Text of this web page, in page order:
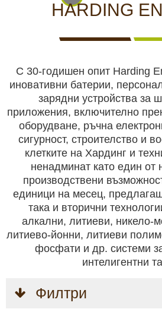
КАМЕРИ
НА
ЖИВО
ЗА
ЛОВНИ
КУЧЕТА
ЛОВНО
ОБОРУДВАНЕ
И
БЕЗОПАСТНОСТ
СИГУРНОСТ
БОДИ
КАМЕРИ
И
ЕКШЪН
КАМЕРИ
И
БАТЕРИИ
И
Хранилки
Чакала
Ловни кучета
Ловно
Самозащита
Къмпинг и хоби
Ловно облекло
Безопастност и
HARDING
С 30-годишен опит Harding
иновативни батерии,
зарядни устройства за
приложения, включително
оборудване, ръчна
сигурност, строителство и
клетките на Хардинг и
ненадминат като един от
производствени
единици на месец,
така и вторични
алкални, литиеви, никело-
литиево-йонни, литиеви
фосфати и др. системи
интелигентни
Филтри